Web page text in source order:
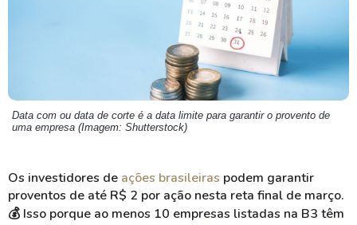
Data com ou data de corte é a data limite para garantir o provento de
uma empresa (Imagem: Shutterstock)
Os investidores de ações brasileiras podem garantir
proventos de até R$ 2 por ação nesta reta final de março.
💰 Isso porque ao menos 10 empresas listadas na B3 têm